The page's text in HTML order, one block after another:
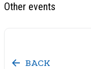
Other events
BACK